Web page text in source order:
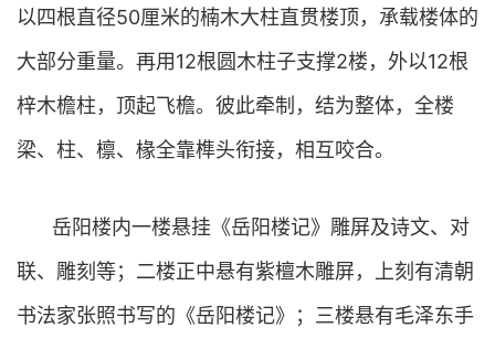
以四根直径50厘米的楠木大柱直贯楼顶，承载楼体的
大部分重量。再用12根圆木柱子支撑2楼，外以12根
梓木檐柱，顶起飞檐。彼此牵制，结为整体，全楼
梁、柱、檩、椽全靠榫头衔接，相互咬合。
岳阳楼内一楼悬挂《岳阳楼记》雕屏及诗文、对
联、雕刻等；二楼正中悬有紫檀木雕屏，上刻有清朝
书法家张照书写的《岳阳楼记》；三楼悬有毛泽东手